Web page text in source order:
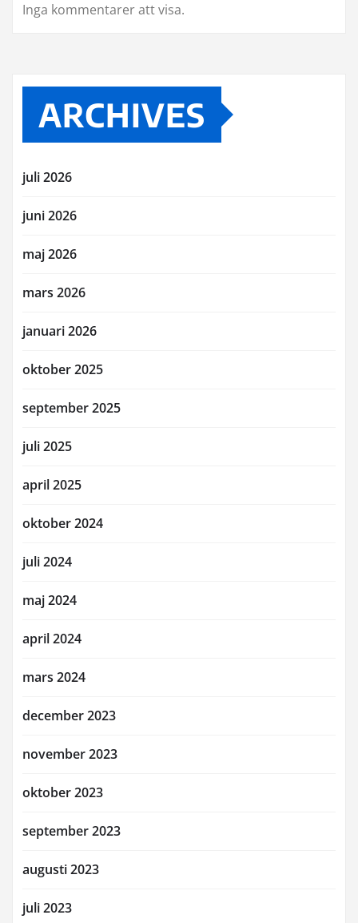
Inga kommentarer att visa.
ARCHIVES
juli 2026
juni 2026
maj 2026
mars 2026
januari 2026
oktober 2025
september 2025
juli 2025
april 2025
oktober 2024
juli 2024
maj 2024
april 2024
mars 2024
december 2023
november 2023
oktober 2023
september 2023
augusti 2023
juli 2023